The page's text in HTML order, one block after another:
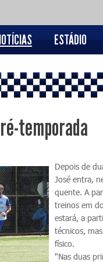
ESTÁDIO
temporada
Depois de
José entra,
quente. A
treinos em
estará, a
técnicos,
físico.
"Nas duas